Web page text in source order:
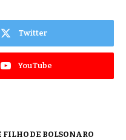
Twitter
YouTube
DE BOLSONARO